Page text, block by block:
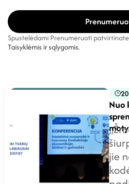
Spustelėdami Prenumeruoti
Taisyklėmis ir sąlygomis.
Nuo
jie